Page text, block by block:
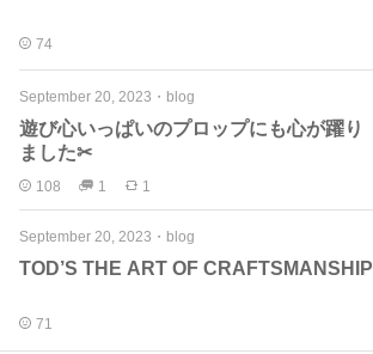
74
September 20, 2023 ・ blog
遊び心いっぱいのプロップにも心が躍り
ました✂︎
108 1 1
September 20, 2023 ・ blog
TOD’S THE ART OF CRAFTSMANSHIP
71